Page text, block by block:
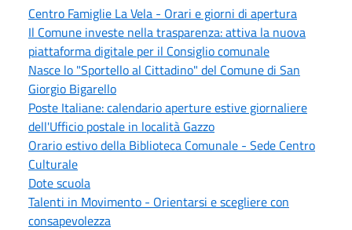
Centro Famiglie La Vela - Orari e giorni di apertura
Il Comune investe nella trasparenza: attiva la nuova
piattaforma digitale per il Consiglio comunale
Nasce lo "Sportello al Cittadino" del Comune di San
Giorgio Bigarello
Poste Italiane: calendario aperture estive giornaliere
dell'Ufficio postale in località Gazzo
Orario estivo della Biblioteca Comunale - Sede Centro
Culturale
Dote scuola
Talenti in Movimento - Orientarsi e scegliere con
consapevolezza